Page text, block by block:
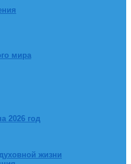
мира
2026 год
жизни